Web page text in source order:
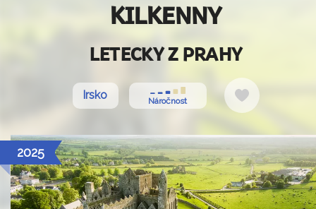
KILKENNY
LETECKY Z PRAHY
Irsko Náročnost
Do
oblíbených
2025